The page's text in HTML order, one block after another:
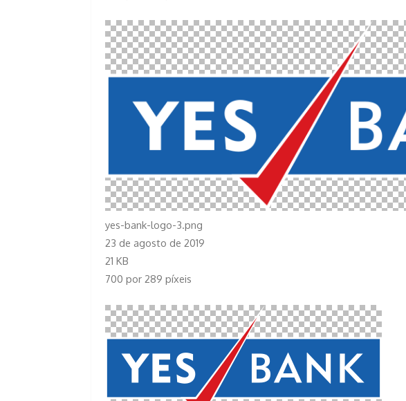
yes-bank-logo-3.png
23 de agosto de 2019
21 KB
700 por 289 píxeis